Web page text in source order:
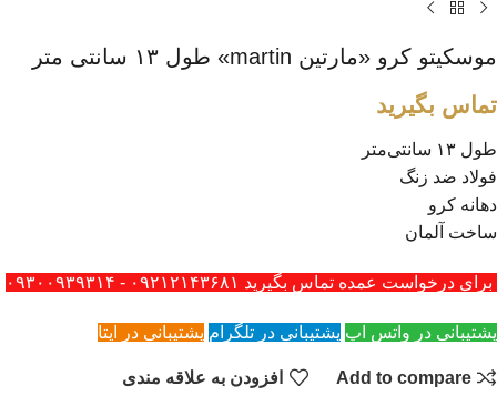
موسکیتو کرو «مارتین martin» طول ۱۳ سانتی‌ متر
تماس بگیرید
طول ۱۳ سانتی‌متر
فولاد ضد زنگ
دهانه کرو
ساخت آلمان
برای درخواست عمده تماس بگیرید ۰۹۲۱۲۱۴۳۶۸۱ - ۰۹۳۰۰۹۳۹۳۱۴
پشتیبانی در واتس اپ پشتیبانی در تلگرام پشتیبانی در ایتا
Add to compare افزودن به علاقه مندی